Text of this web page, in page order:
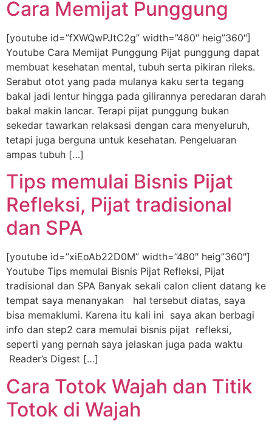
Cara Memijat Punggung
[youtube id=”fXWQwPJtC2g” width=”480″ heig”360″]
Youtube Cara Memijat Punggung Pijat punggung dapat
membuat kesehatan mental, tubuh serta pikiran rileks.
Serabut otot yang pada mulanya kaku serta tegang
bakal jadi lentur hingga pada gilirannya peredaran darah
bakal makin lancar. Terapi pijat punggung bukan
sekedar tawarkan relaksasi dengan cara menyeluruh,
tetapi juga berguna untuk kesehatan. Pengeluaran
ampas tubuh […]
Tips memulai Bisnis Pijat
Refleksi, Pijat tradisional
dan SPA
[youtube id=”xiEoAb22D0M” width=”480″ heig”360″]
Youtube Tips memulai Bisnis Pijat Refleksi, Pijat
tradisional dan SPA Banyak sekali calon client datang ke
tempat saya menanyakan hal tersebut diatas, saya
bisa memaklumi. Karena itu kali ini saya akan berbagi
info dan step2 cara memulai bisnis pijat refleksi,
seperti yang pernah saya jelaskan juga pada waktu
Reader’s Digest […]
Cara Totok Wajah dan Titik
Totok di Wajah